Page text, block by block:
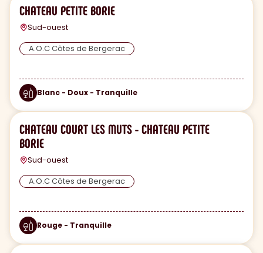
CHATEAU PETITE BORIE
Sud-ouest
A.O.C Côtes de Bergerac
Blanc - Doux - Tranquille
CHATEAU COURT LES MUTS - CHATEAU PETITE
BORIE
Sud-ouest
A.O.C Côtes de Bergerac
Rouge - Tranquille